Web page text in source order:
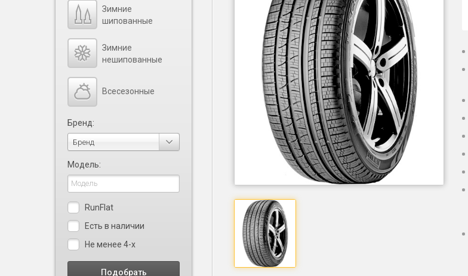
Зимние
шипованные
Зимние
нешипованные
Всесезонные
Бренд:
Бренд
Модель:
RunFlat
Есть в наличии
Не менее 4-х